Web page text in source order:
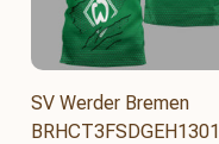
SV Werder Bremen
BRHCT3FSDGEH1301